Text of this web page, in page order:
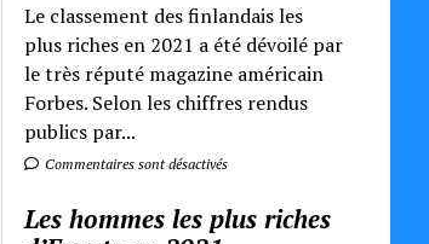
Le classement des finlandais les
plus riches en 2021 a été dévoilé par
le très réputé magazine américain
Forbes. Selon les chiffres rendus
publics par...
Commentaires sont désactivés
Les hommes les plus riches